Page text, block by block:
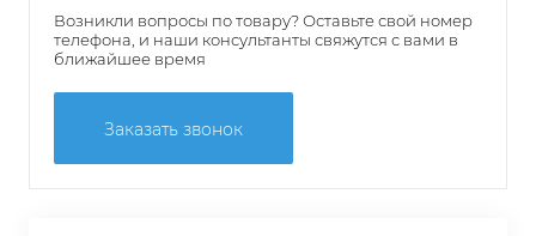
Возникли вопросы по товару? Оставьте свой номер
телефона, и наши консультанты свяжутся с вами в
ближайшее время
Заказать звонок